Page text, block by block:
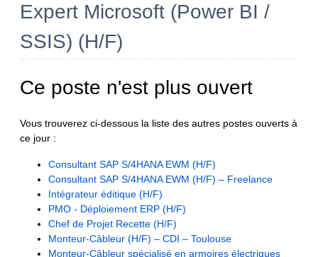
Expert Microsoft (Power BI /
SSIS) (H/F)
Ce poste n'est plus ouvert
Vous trouverez ci-dessous la liste des autres postes ouverts à
ce jour :
Consultant SAP S/4HANA EWM (H/F)
Consultant SAP S/4HANA EWM (H/F) – Freelance
Intégrateur éditique (H/F)
PMO - Déploiement ERP (H/F)
Chef de Projet Recette (H/F)
Monteur-Câbleur (H/F) – CDI – Toulouse
Monteur-Câbleur spécialisé en armoires électriques